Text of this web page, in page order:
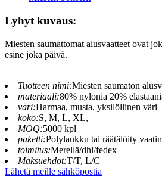
Lyhyt kuvaus:
Miesten saumattomat alusvaatteet ovat
esine joka päivä.
Tuotteen nimi:Miesten saumaton
materiaali:80% nylonia 20%
väri:Harmaa, musta, yksilöllinen väri
koko:S, M, L, XL,
MOQ:5000 kpl
paketti:Polylaukku tai räätälöity
toimitus:Merellä/dhl/fedex
Maksuehdot:T/T, L/C
Lähetä meille sähköpostia